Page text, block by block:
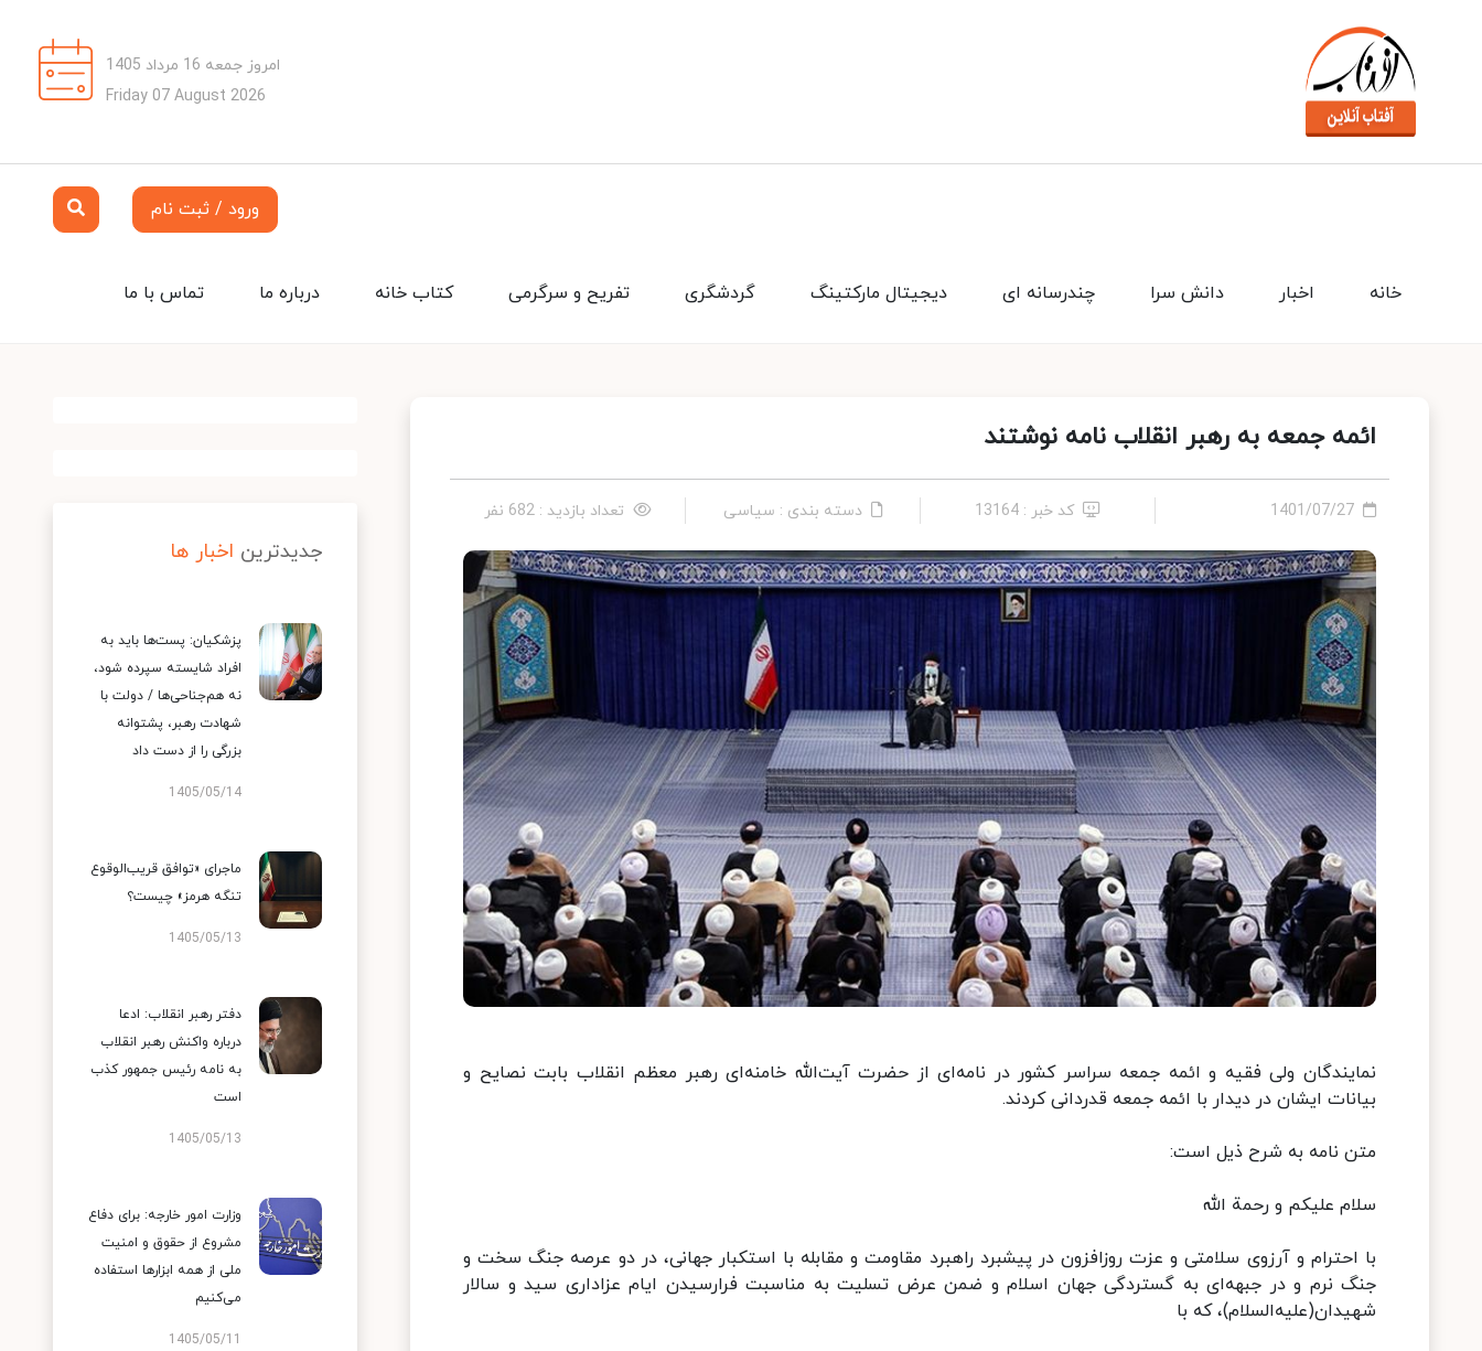
امروز جمعه 16 مرداد 1405
Friday 07 August 2026
ورود / ثبت نام
تماس با ما درباره ما کتاب خانه تفریح و سرگرمی گردشگری دیجیتال مارکتینگ چندرسانه ای دانش سرا اخبار خانه
ائمه جمعه به رهبر انقلاب نامه نوشتند
1401/07/27 کد خبر : 13164 دسته بندی : سیاسی تعداد بازدید : 682 نفر
نمایندگان ولی فقیه و ائمه جمعه سراسر کشور در نامه‌ای از حضرت آیت‌الله خامنه‌ای رهبر معظم انقلاب بابت نصایح و
بیانات ایشان در دیدار با ائمه جمعه قدردانی کردند.
متن نامه به شرح ذیل است:
سلام علیکم و رحمة الله
با احترام و آرزوی سلامتی و عزت روزافزون در پیشبرد راهبرد مقاومت و مقابله با استکبار جهانی، در دو عرصه جنگ سخت و
جنگ نرم و در جبهه‌ای به گستردگی جهان اسلام و ضمن عرض تسلیت به مناسبت فرارسیدن ایام عزاداری سید و سالار
شهیدان(علیه‌السلام)، که با
جدیدترین اخبار ها
پزشکیان: پست‌ها باید به
افراد شایسته سپرده شود،
نه هم‌جناحی‌ها / دولت با
شهادت رهبر، پشتوانه
بزرگی را از دست داد
1405/05/14
ماجرای «توافق قریب‌الوقوع
تنگه هرمز» چیست؟
1405/05/13
دفتر رهبر انقلاب: ادعا
درباره واکنش رهبر انقلاب
به نامه رئیس جمهور کذب
است
1405/05/13
وزارت امور خارجه: برای دفاع
مشروع از حقوق و امنیت
ملی از همه ابزارها استفاده
می‌کنیم
1405/05/11